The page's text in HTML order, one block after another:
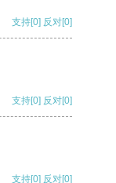
支持[0] 反对[0]
支持[0] 反对[0]
支持[0] 反对[0]